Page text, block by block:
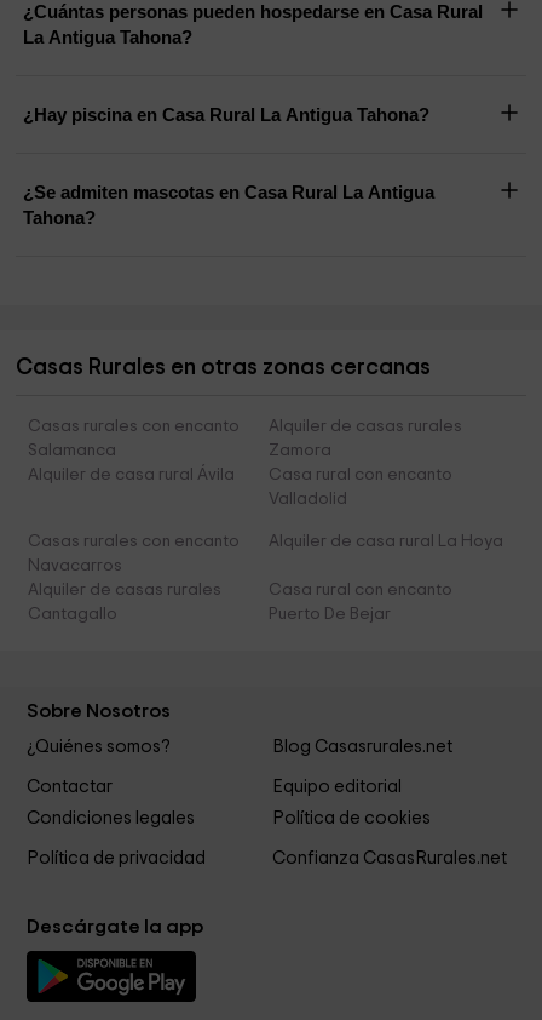
¿Cuántas personas pueden hospedarse en Casa Rural
La Antigua Tahona?
¿Hay piscina en Casa Rural La Antigua Tahona?
¿Se admiten mascotas en Casa Rural La Antigua
Tahona?
Casas Rurales en otras zonas cercanas
Casas rurales con encanto
Salamanca
Alquiler de casas rurales
Zamora
Alquiler de casa rural Ávila
Casa rural con encanto
Valladolid
Casas rurales con encanto
Navacarros
Alquiler de casa rural La Hoya
Alquiler de casas rurales
Cantagallo
Casa rural con encanto
Puerto De Bejar
Sobre Nosotros
¿Quiénes somos? Blog Casasrurales.net
Contactar
Equipo editorial
Condiciones legales
Política de cookies
Política de privacidad Confianza CasasRurales.net
Descárgate la app